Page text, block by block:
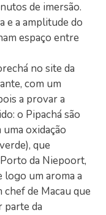
de imersão.
e a amplitude do
espaço entre
no site da
com um
a provar a
o Pipachá são
oxidação
que
da Niepoort,
logo um aroma a
chef de Macau que
parte da